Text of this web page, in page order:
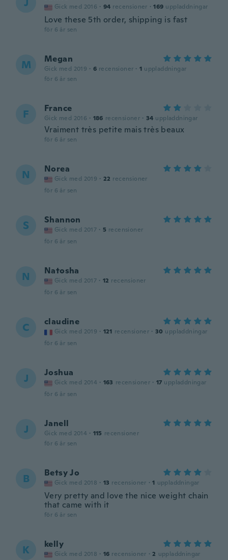
Gick med 2016 · 94 recensioner · 169 uppladdningar
Love these 5th order, shipping is fast
för 6 år sen
M Megan
Gick med 2019 · 6 recensioner · 1 uppladdningar
för 6 år sen
F France
Gick med 2016 · 186 recensioner · 34 uppladdningar
Vraiment très petite mais très beaux
för 6 år sen
N Norea
Gick med 2019 · 22 recensioner
för 6 år sen
S Shannon
Gick med 2017 · 5 recensioner
för 6 år sen
N Natosha
Gick med 2017 · 12 recensioner
för 6 år sen
C claudine
Gick med 2019 · 121 recensioner · 30 uppladdningar
för 6 år sen
J Joshua
Gick med 2014 · 163 recensioner · 17 uppladdningar
för 6 år sen
J Janell
Gick med 2014 · 115 recensioner
för 6 år sen
B Betsy Jo
Gick med 2018 · 13 recensioner · 1 uppladdningar
Very pretty and love the nice weight chain
that came with it
för 6 år sen
K kelly
Gick med 2018 · 16 recensioner · 2 uppladdningar